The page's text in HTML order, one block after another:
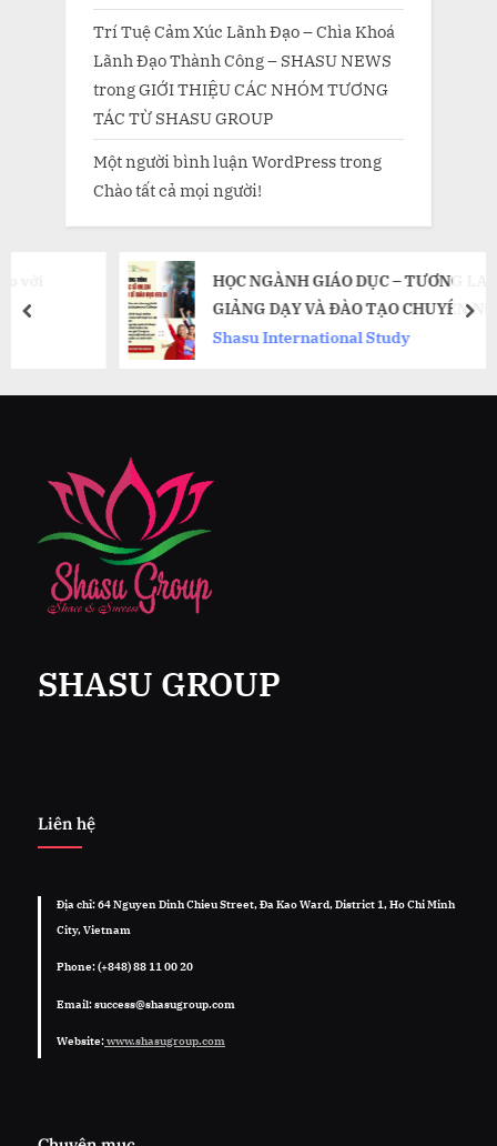
Trí Tuệ Cảm Xúc Lãnh Đạo – Chìa Khoá
Lãnh Đạo Thành Công – SHASU NEWS
trongGIỚI THIỆU CÁC NHÓM TƯƠNG
TÁC TỪ SHASU GROUP
Một người bình luận WordPresstrong
Chào tất cả mọi người!
HỌC NGÀNH GIÁO DỤC – TƯƠNG LAI CỦA
GIẢNG DẠY VÀ ĐÀO TẠO CHUYÊN NGHIỆP
Shasu International Study
prev
SHASU GROUP
Liên hệ
Địa chỉ: 64 Nguyen Dinh Chieu Street, Đa Kao Ward, District 1, Ho Chi Minh
City, Vietnam
Phone: (+848) 88 11 00 20
Email: success@shasugroup.com
Website:www.shasugroup.com